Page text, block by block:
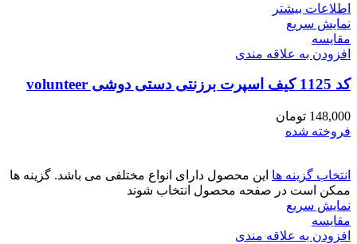
اطلاعات بیشتر
نمایش سریع
مقايسه
افزودن به علاقه مندی
کد 1125 کیف اسپرت برزنتی دستی دوشی volunteer
148,000 تومان
فروخته شده
انتخاب گزینه ها این محصول دارای انواع مختلفی می باشد. گزینه ها
ممکن است در صفحه محصول انتخاب شوند
نمایش سریع
مقايسه
افزودن به علاقه مندی